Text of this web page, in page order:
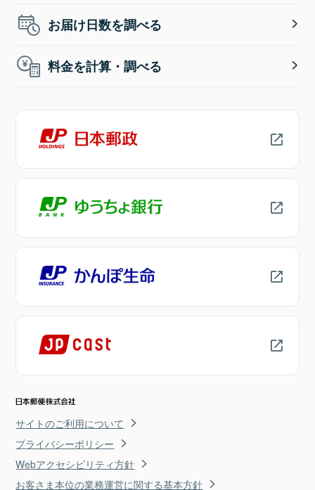
お届け日数を調べる
料金を計算・調べる
サイトのご利用について
プライバシーポリシー
Webアクセシビリティ方針
お客さま本位の業務運営に関する基本方針